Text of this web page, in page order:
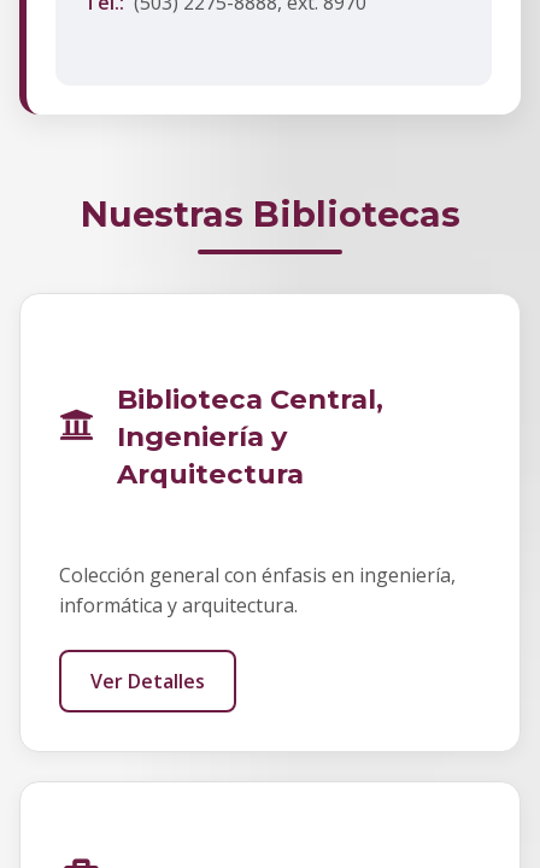
Nuestras Bibliotecas
Biblioteca Central,
Ingeniería y
Arquitectura
Colección general con énfasis en ingeniería,
informática y arquitectura.
Ver Detalles